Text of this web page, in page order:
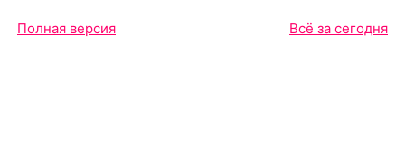
Полная версия Всё за сегодня